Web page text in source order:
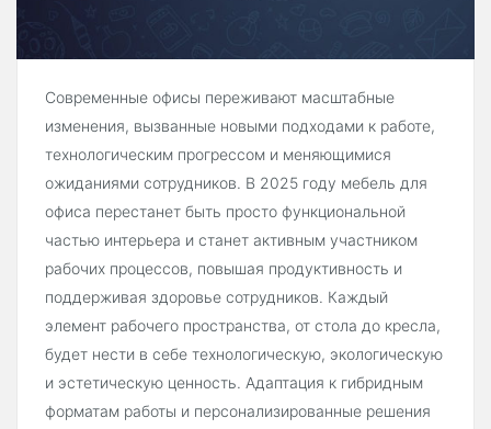
Современные офисы переживают масштабные
изменения, вызванные новыми подходами к работе,
технологическим прогрессом и меняющимися
ожиданиями сотрудников. В 2025 году мебель для
офиса перестанет быть просто функциональной
частью интерьера и станет активным участником
рабочих процессов, повышая продуктивность и
поддерживая здоровье сотрудников. Каждый
элемент рабочего пространства, от стола до кресла,
будет нести в себе технологическую, экологическую
и эстетическую ценность. Адаптация к гибридным
форматам работы и персонализированные решения